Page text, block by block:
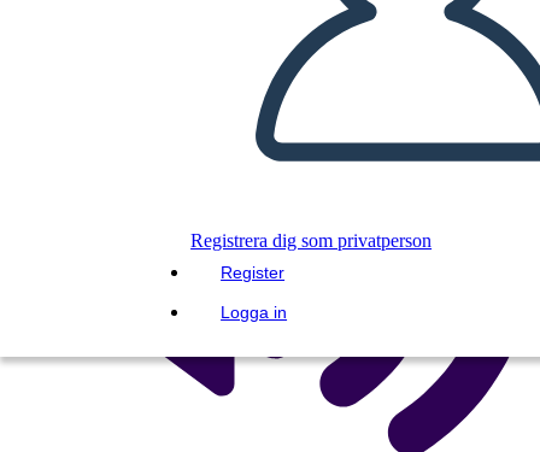
Registrera dig som privatperson
Register
Logga in